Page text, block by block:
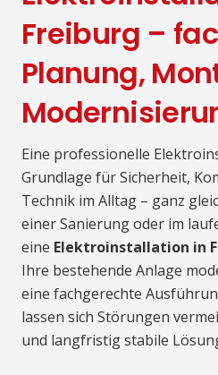
Freiburg –
Planung,
Eine professionelle
Grundlage für Sicherheit,
Technik im Alltag – ganz
einer Sanierung oder im
eine Elektroinstallation in
Ihre bestehende Anlage
eine fachgerechte
lassen sich Störungen
und langfristig stabile